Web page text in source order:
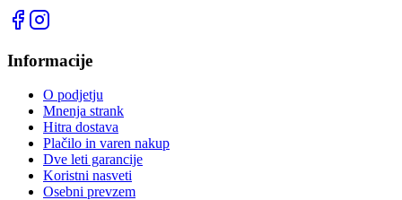
Informacije
O podjetju
Mnenja strank
Hitra dostava
Plačilo in varen nakup
Dve leti garancije
Koristni nasveti
Osebni prevzem